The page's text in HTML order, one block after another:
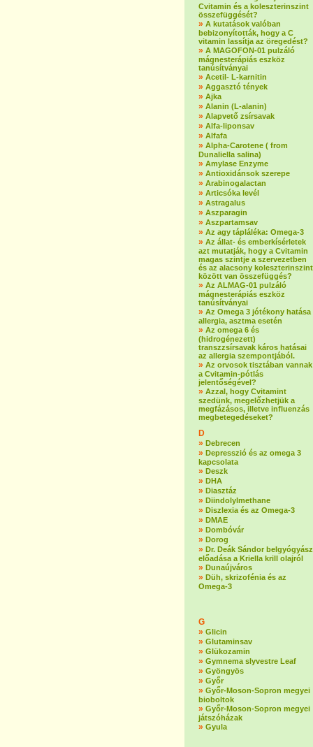
Cvitamin és a koleszterinszint
összefüggését?
» A kutatások valóban
bebizonyították, hogy a C
vitamin lassítja az öregedést?
» A MAGOFON-01 pulzáló
mágnesterápiás eszköz
tanúsítványai
» Acetil- L-karnitin
» Aggasztó tények
» Ajka
» Alanin (L-alanin)
» Alapvető zsírsavak
» Alfa-liponsav
» Alfafa
» Alpha-Carotene ( from
Dunaliella salina)
» Amylase Enzyme
» Antioxidánsok szerepe
» Arabinogalactan
» Articsóka levél
» Astragalus
» Aszparagin
» Aszpartamsav
» Az agy tápláléka: Omega-3
» Az állat- és emberkísérletek
azt mutatják, hogy a Cvitamin
magas szintje a szervezetben
és az alacsony koleszterinszint
között van összefüggés?
» Az ALMAG-01 pulzáló
mágnesterápiás eszköz
tanúsítványai
» Az Omega 3 jótékony hatása
allergia, asztma esetén
» Az omega 6 és
(hidrogénezett)
transzzsírsavak káros hatásai
az allergia szempontjából.
» Az orvosok tisztában vannak
a Cvitamin-pótlás
jelentőségével?
» Azzal, hogy Cvitamint
szedünk, megelőzhetjük a
megfázásos, illetve influenzás
megbetegedéseket?
D
» Debrecen
» Depresszió és az omega 3
kapcsolata
» Deszk
» DHA
» Diasztáz
» Diindolylmethane
» Diszlexia és az Omega-3
» DMAE
» Dombóvár
» Dorog
» Dr. Deák Sándor belgyógyász
előadása a Kriella krill olajról
» Dunaújváros
» Düh, skrizofénia és az
Omega-3
G
» Glicin
» Glutaminsav
» Glükozamin
» Gymnema slyvestre Leaf
» Gyöngyös
» Győr
» Győr-Moson-Sopron megyei
bioboltok
» Győr-Moson-Sopron megyei
játszóházak
» Gyula